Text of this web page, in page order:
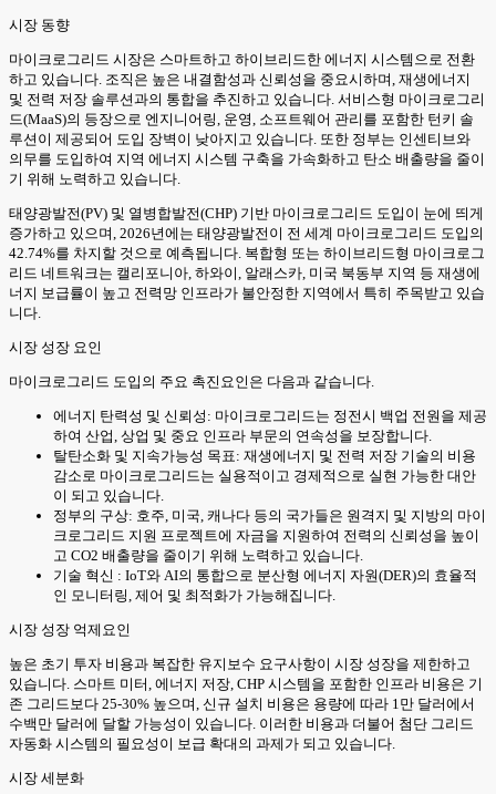
시장 동향
마이크로그리드 시장은 스마트하고 하이브리드한 에너지 시스템으로 전환
하고 있습니다. 조직은 높은 내결함성과 신뢰성을 중요시하며, 재생에너지
및 전력 저장 솔루션과의 통합을 추진하고 있습니다. 서비스형 마이크로그리
드(MaaS)의 등장으로 엔지니어링, 운영, 소프트웨어 관리를 포함한 턴키 솔
루션이 제공되어 도입 장벽이 낮아지고 있습니다. 또한 정부는 인센티브와
의무를 도입하여 지역 에너지 시스템 구축을 가속화하고 탄소 배출량을 줄이
기 위해 노력하고 있습니다.
태양광발전(PV) 및 열병합발전(CHP) 기반 마이크로그리드 도입이 눈에 띄게
증가하고 있으며, 2026년에는 태양광발전이 전 세계 마이크로그리드 도입의
42.74%를 차지할 것으로 예측됩니다. 복합형 또는 하이브리드형 마이크로그
리드 네트워크는 캘리포니아, 하와이, 알래스카, 미국 북동부 지역 등 재생에
너지 보급률이 높고 전력망 인프라가 불안정한 지역에서 특히 주목받고 있습
니다.
시장 성장 요인
마이크로그리드 도입의 주요 촉진요인은 다음과 같습니다.
에너지 탄력성 및 신뢰성: 마이크로그리드는 정전시 백업 전원을 제공
하여 산업, 상업 및 중요 인프라 부문의 연속성을 보장합니다.
탈탄소화 및 지속가능성 목표: 재생에너지 및 전력 저장 기술의 비용
감소로 마이크로그리드는 실용적이고 경제적으로 실현 가능한 대안
이 되고 있습니다.
정부의 구상: 호주, 미국, 캐나다 등의 국가들은 원격지 및 지방의 마이
크로그리드 지원 프로젝트에 자금을 지원하여 전력의 신뢰성을 높이
고 CO2 배출량을 줄이기 위해 노력하고 있습니다.
기술 혁신 : IoT와 AI의 통합으로 분산형 에너지 자원(DER)의 효율적
인 모니터링, 제어 및 최적화가 가능해집니다.
시장 성장 억제요인
높은 초기 투자 비용과 복잡한 유지보수 요구사항이 시장 성장을 제한하고
있습니다. 스마트 미터, 에너지 저장, CHP 시스템을 포함한 인프라 비용은 기
존 그리드보다 25-30% 높으며, 신규 설치 비용은 용량에 따라 1만 달러에서
수백만 달러에 달할 가능성이 있습니다. 이러한 비용과 더불어 첨단 그리드
자동화 시스템의 필요성이 보급 확대의 과제가 되고 있습니다.
시장 세분화